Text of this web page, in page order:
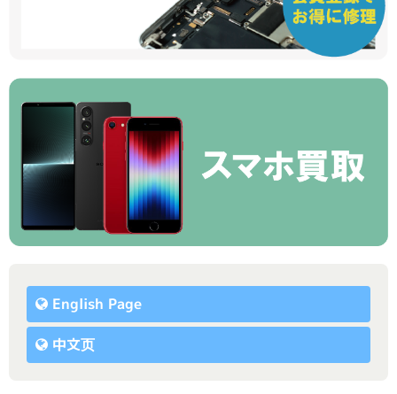
English Page
中文页